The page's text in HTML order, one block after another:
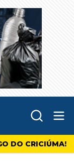
DO CRICIÚMA!